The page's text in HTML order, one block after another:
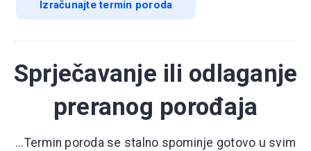
Izračunajte termin poroda
Sprječavanje ili odlaganje
preranog porođaja
...Termin poroda se stalno spominje gotovo u svim